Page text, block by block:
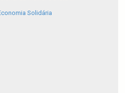
Solidária